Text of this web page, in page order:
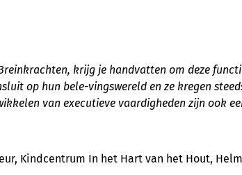
krijg je handvatten om deze
op hun bele-vingswereld en ze kregen
van executieve vaardigheden zijn ook
Kindcentrum In het Hart van het Hout,